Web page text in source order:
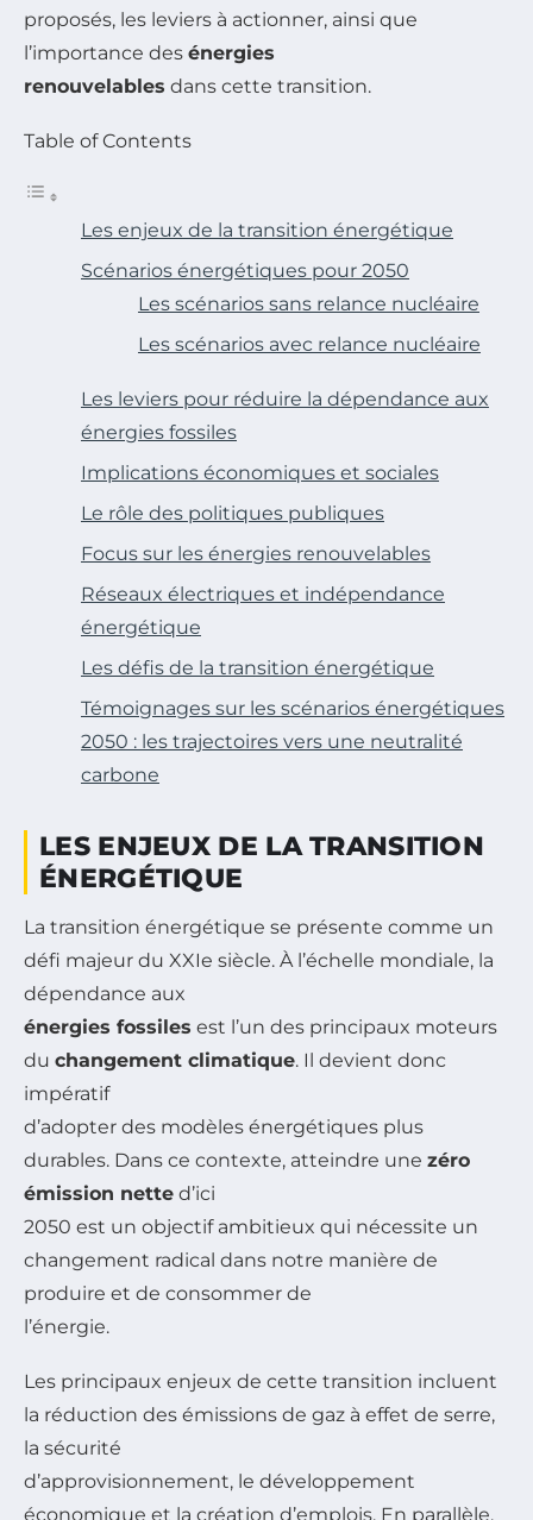
proposés, les leviers à actionner, ainsi que
l’importance des énergies
renouvelables dans cette transition.
Table of Contents
Les enjeux de la transition énergétique
Scénarios énergétiques pour 2050
Les scénarios sans relance nucléaire
Les scénarios avec relance nucléaire
Les leviers pour réduire la dépendance aux
énergies fossiles
Implications économiques et sociales
Le rôle des politiques publiques
Focus sur les énergies renouvelables
Réseaux électriques et indépendance
énergétique
Les défis de la transition énergétique
Témoignages sur les scénarios énergétiques
2050 : les trajectoires vers une neutralité
carbone
LES ENJEUX DE LA TRANSITION
ÉNERGÉTIQUE
La transition énergétique se présente comme un
défi majeur du XXIe siècle. À l’échelle mondiale, la
dépendance aux
énergies fossiles est l’un des principaux moteurs
du changement climatique. Il devient donc
impératif
d’adopter des modèles énergétiques plus
durables. Dans ce contexte, atteindre une zéro
émission nette d’ici
2050 est un objectif ambitieux qui nécessite un
changement radical dans notre manière de
produire et de consommer de
l’énergie.
Les principaux enjeux de cette transition incluent
la réduction des émissions de gaz à effet de serre,
la sécurité
d’approvisionnement, le développement
économique et la création d’emplois. En parallèle,